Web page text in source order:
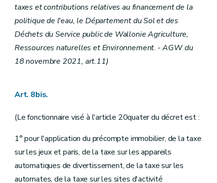
taxes et contributions relatives au financement de la
politique de l'eau, le Département du Sol et des
Déchets du Service public de Wallonie Agriculture,
Ressources naturelles et Environnement. - AGW du
18 novembre 2021, art.11)
Art. 8bis.
(Le fonctionnaire visé à l'article 20quater du décret est :
1° pour l'application du précompte immobilier, de la taxe
sur les jeux et paris, de la taxe sur les appareils
automatiques de divertissement, de la taxe sur les
automates, de la taxe sur les sites d'activité